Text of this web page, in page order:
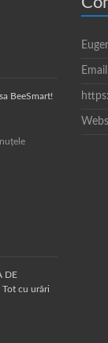
BeeSmart!
DE
Tot cu urări